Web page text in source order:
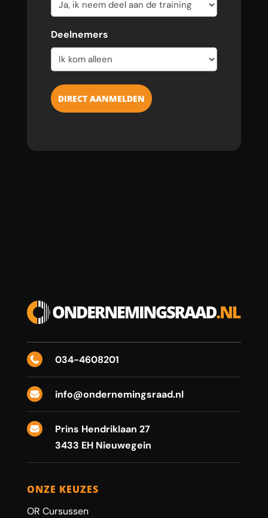
Deelnemers
 034-4608201
 info@ondernemingsraad.nl

Prins Hendriklaan 27
3433 EH Nieuwegein
ONZE KEUZES
OR Cursussen